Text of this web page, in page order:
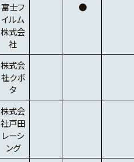
富士フ
イルム
株式会
社
●
株式会
社クボ
タ
株式会
社戸田
レーシ
ング